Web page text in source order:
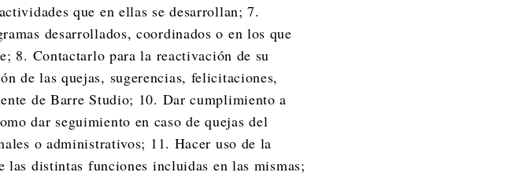
que en ellas se desarrollan; 7.
desarrollados, coordinados o en los que
8. Contactarlo para la reactivación de su
de las quejas, sugerencias, felicitaciones,
de Barre Studio; 10. Dar cumplimiento a
dar seguimiento en caso de quejas del
o administrativos; 11. Hacer uso de la
distintas funciones incluidas en las mismas;